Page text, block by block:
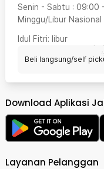
Senin - Sabtu : 09:00 -
Minggu/Libur Nasional
Idul Fitri: libur
Beli langsung/self
Download Aplikasi
Layanan Pelanggan